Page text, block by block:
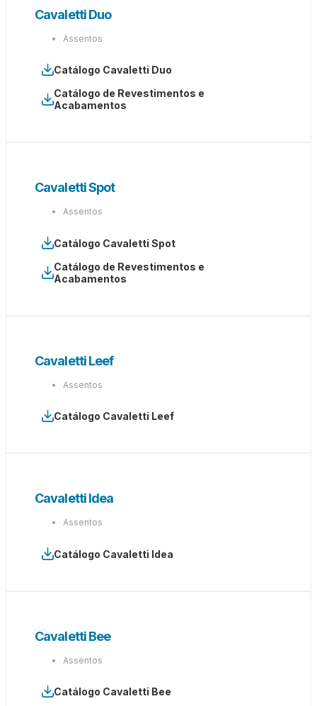
Cavaletti Duo
Assentos
Catálogo Cavaletti Duo
Catálogo de Revestimentos e
Acabamentos
Cavaletti Spot
Assentos
Catálogo Cavaletti Spot
Catálogo de Revestimentos e
Acabamentos
Cavaletti Leef
Assentos
Catálogo Cavaletti Leef
Cavaletti Idea
Assentos
Catálogo Cavaletti Idea
Cavaletti Bee
Assentos
Catálogo Cavaletti Bee